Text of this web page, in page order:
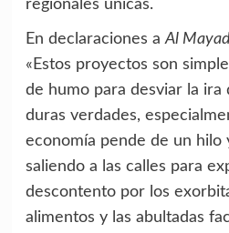
regionales únicas.
En declaraciones aAl
«Estos proyectos son
de humo para desviar la ira
duras verdades,
economía pende de un hilo
saliendo a las calles para
descontento por los
alimentos y las abultadas